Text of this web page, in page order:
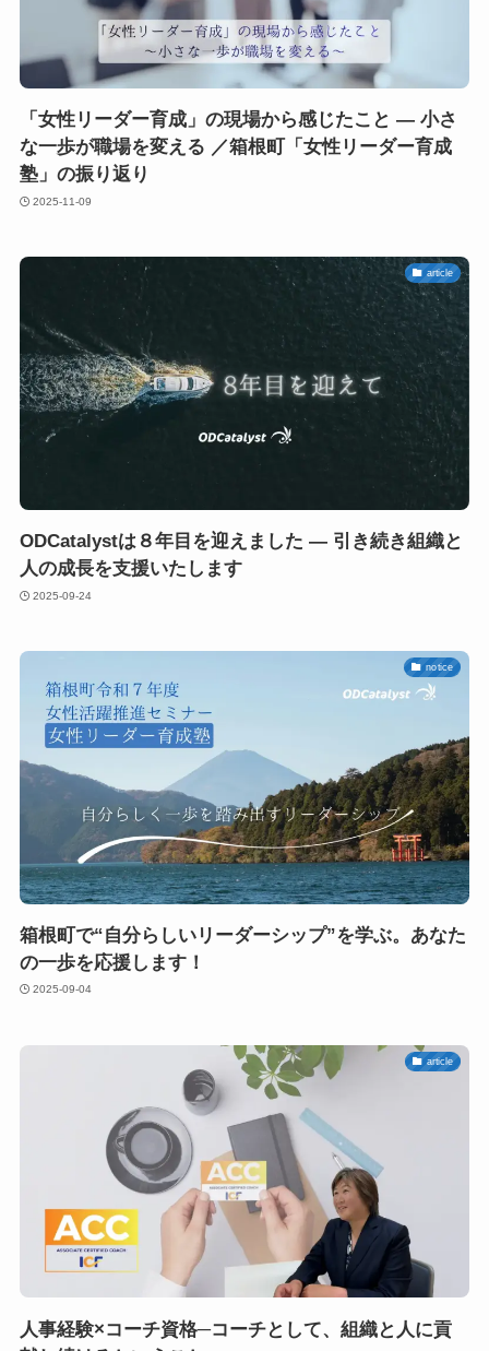
「女性リーダー育成」の現場から感じたこと ― 小さ
な一歩が職場を変える ／箱根町「女性リーダー育成
塾」の振り返り
2025-11-09
article
ODCatalystは８年目を迎えました — 引き続き組織と
人の成長を支援いたします
2025-09-24
notice
箱根町で“自分らしいリーダーシップ”を学ぶ。あなた
の一歩を応援します！
2025-09-04
article
人事経験×コーチ資格─コーチとして、組織と人に貢